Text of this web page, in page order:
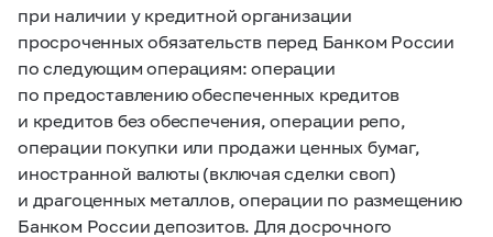
при наличии у кредитной организации
просроченных обязательств перед Банком России
по следующим операциям: операции
по предоставлению обеспеченных кредитов
и кредитов без обеспечения, операции репо,
операции покупки или продажи ценных бумаг,
иностранной валюты (включая сделки своп)
и драгоценных металлов, операции по размещению
Банком России депозитов. Для досрочного